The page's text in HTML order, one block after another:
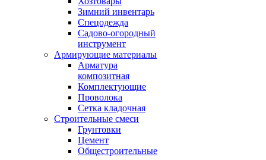
Зимний инвентарь
Спецодежда
Садово-огородный
инструмент
Армирующие материалы
Арматура
композитная
Комплектующие
Проволока
Сетка кладочная
Строительные смеси
Грунтовки
Цемент
Общестроительные